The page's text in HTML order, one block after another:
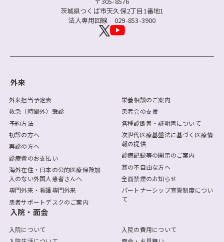
茨城県つくば市天久保2丁目1番地1
法人専用回線 029-853-3900
外来
外来担当予定表
救急（時間外）受診
予約方法
初診の方へ
再診の方へ
診療費のお支払い
海外在住・日本の公的医療保険加
入のない外国人患者さんへ
専門外来・看護専門外来
患者サポートデスクのご案内
栄養相談のご案内
患者会の支援
各種診断書・証明書について
次世代医療基盤法に基づく医療情
報の提供
診療記録等の開示のご案内
耳の不自由な方へ
全面禁煙のお知らせ
パートナーシップ宣誓制度につい
て
入院・面会
入院について
入院の費用について